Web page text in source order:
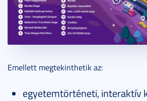
Emellett megtekinthetik az:
egyetemtörténeti, interaktív